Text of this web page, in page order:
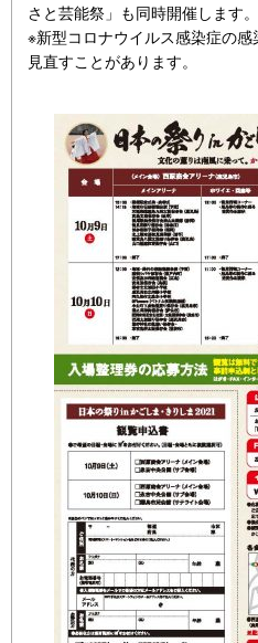
さと芸能祭」も同時開催します。
※新型コロナウイルス感染症の
見直すことがあります。